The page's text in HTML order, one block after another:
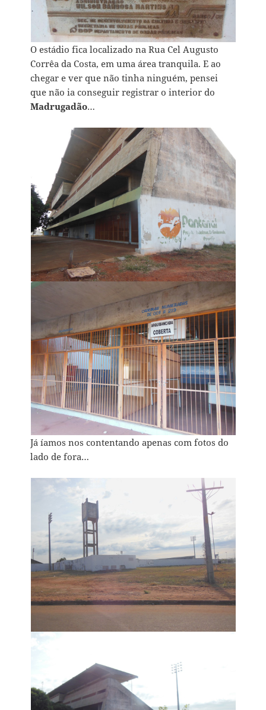
O estádio fica localizado na Rua Cel Augusto
Corrêa da Costa, em uma área tranquila. E ao
chegar e ver que não tinha ninguém, pensei
que não ia conseguir registrar o interior do
Madrugadão…
Já íamos nos contentando apenas com fotos do
lado de fora…